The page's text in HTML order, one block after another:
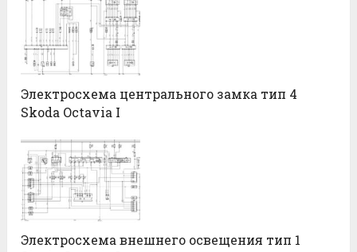
Электросхема центрального замка тип 4
Skoda Octavia I
Электросхема внешнего освещения тип 1